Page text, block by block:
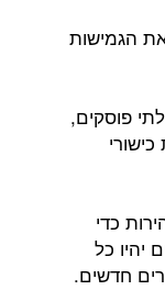
הגמישות
פוסקים,
כדי
יהיו כל
חדשים.